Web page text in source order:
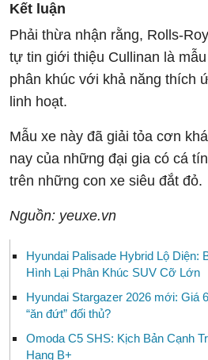
Kết luận
Phải thừa nhận rằng, Rolls-
tự tin giới thiệu Cullinan là
phân khúc với khả năng thích
linh hoạt.
Mẫu xe này đã giải tỏa cơn
nay của những đại gia có cá
trên những con xe siêu đắt đỏ.
Nguồn: yeuxe.vn
Hyundai Palisade Hybrid Lộ
Hình Lại Phân Khúc SUV Cỡ Lớn
Hyundai Stargazer 2026 mới: Giá
“ăn đứt” đối thủ?
Omoda C5 SHS: Kịch Bản Cạnh
Hạng B+